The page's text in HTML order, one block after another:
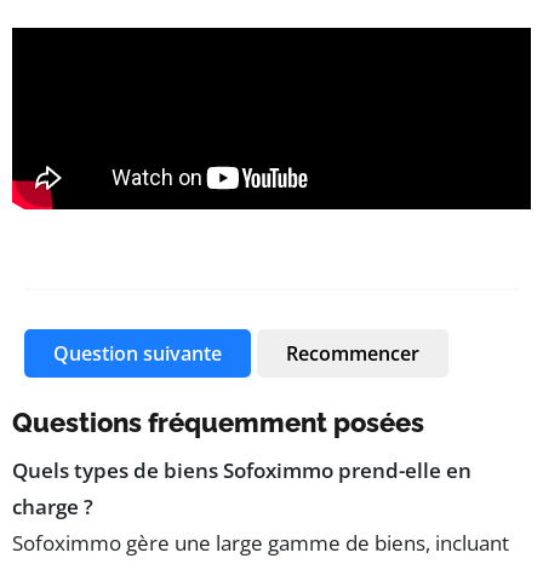
Question suivante Recommencer
Questions fréquemment posées
Quels types de biens Sofoximmo prend-elle en
charge ?
Sofoximmo gère une large gamme de biens, incluant